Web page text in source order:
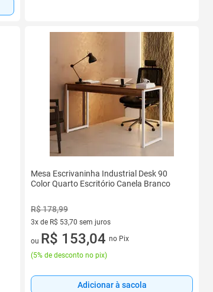
Mesa Escrivaninha Industrial Desk 90
Color Quarto Escritório Canela Branco
R$ 178,99
3x de R$ 53,70 sem juros
3 vez de R$ 53,70 sem juros
ou R$ 153,04 no Pix
(5% de desconto no pix)
Adicionar à sacola